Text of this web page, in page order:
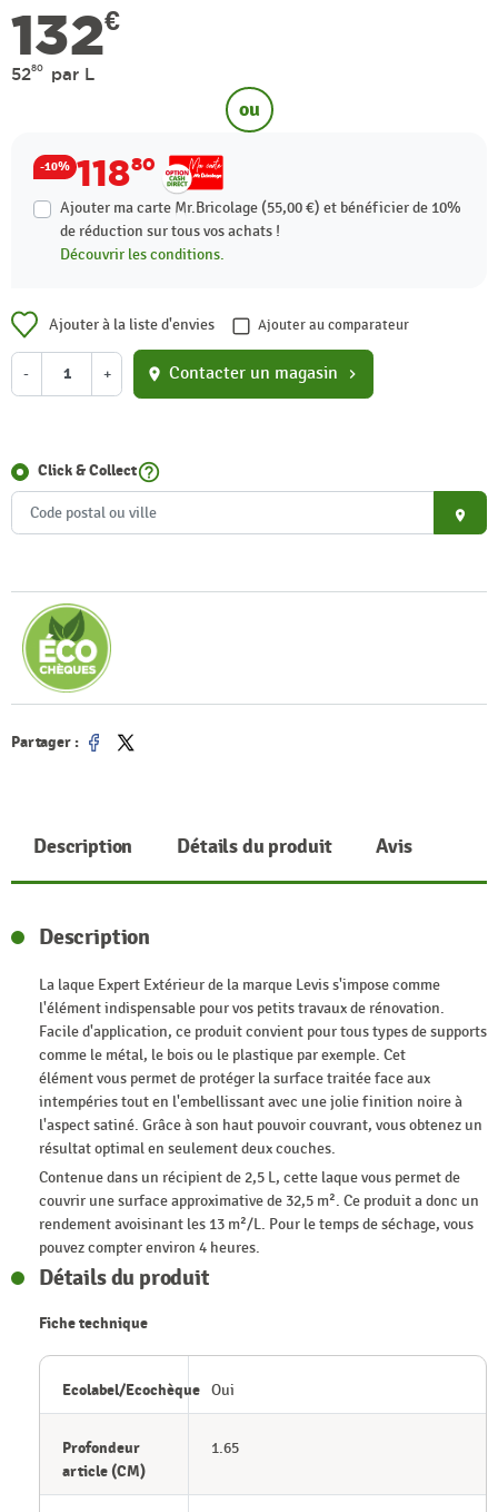
132€
5280 par L
ou
-10% 11880
Ajouter ma carte Mr.Bricolage (55,00 €) et bénéficier de 10%
de réduction sur tous vos achats !
Découvrir les conditions.
Ajouter à la liste d'envies Ajouter au comparateur
- + location_on Contacter un magasin chevron_right
Click & Collecthelp_outline
place
Partager :
Partager
Tweet
Description Détails du produit Avis
Description
La laque Expert Extérieur de la marque Levis s'impose comme
l'élément indispensable pour vos petits travaux de rénovation.
Facile d'application, ce produit convient pour tous types de supports
comme le métal, le bois ou le plastique par exemple. Cet
élément vous permet de protéger la surface traitée face aux
intempéries tout en l'embellissant avec une jolie finition noire à
l'aspect satiné. Grâce à son haut pouvoir couvrant, vous obtenez un
résultat optimal en seulement deux couches.
Contenue dans un récipient de 2,5 L, cette laque vous permet de
couvrir une surface approximative de 32,5 m². Ce produit a donc un
rendement avoisinant les 13 m²/L. Pour le temps de séchage, vous
pouvez compter environ 4 heures.
Détails du produit
Fiche technique
Ecolabel/Ecochèque Oui
Profondeur
article (CM)
1.65